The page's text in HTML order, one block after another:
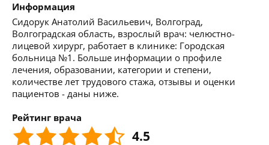
Информация
Сидорук Анатолий Васильевич, Волгоград,
Волгоградская область, взрослый врач: челюстно-
лицевой хирург, работает в клинике: Городская
больница №1. Больше информации о профиле
лечения, образовании, категории и степени,
количестве лет трудового стажа, отзывы и оценки
пациентов - даны ниже.
Рейтинг врача
4.5